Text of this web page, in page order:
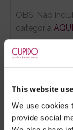
This website
We use cookies
provide social
OBS: Não
categoria AQUI
- *Entrega em
Após as 16:00 h,